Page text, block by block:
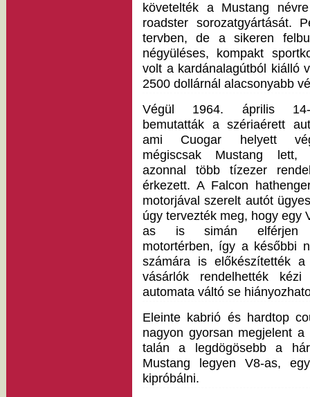
követelték a Mustang
roadster sorozatgyártását.
tervben, de a sikeren
négyüléses, kompakt
volt a kardánalagútból kiálló
2500 dollárnál alacsonyabb
Végül 1964. április 14-
bemutatták a szériaérett
ami Cuogar helyett
mégiscsak Mustang lett,
azonnal több tízezer
érkezett. A Falcon
motorjával szerelt autót
úgy tervezték meg, hogy egy
as is simán
motortérben, így a későbbi
számára is előkészítették
vásárlók rendelhették
automata váltó se
Eleinte kabrió és hardtop
nagyon gyorsan megjelent a
talán a legdögösebb a
Mustang legyen V8-as,
kipróbálni.